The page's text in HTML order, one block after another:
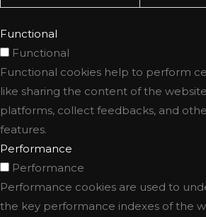
Functional
Functional
Functional cookies help to perform
like sharing the content of the
platforms, collect feedbacks, and
features.
Performance
Performance
Performance cookies are used to
the key performance indexes of the